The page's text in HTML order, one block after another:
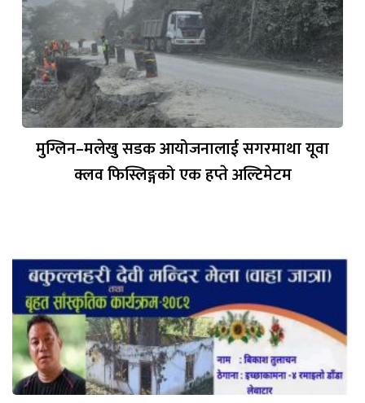
मुग्लिन–मलेखु सडक आयोजनालाई सगरमाथा यूवा
क्लव फिस्लिङ्गको एक हप्ते अल्टिमेटम